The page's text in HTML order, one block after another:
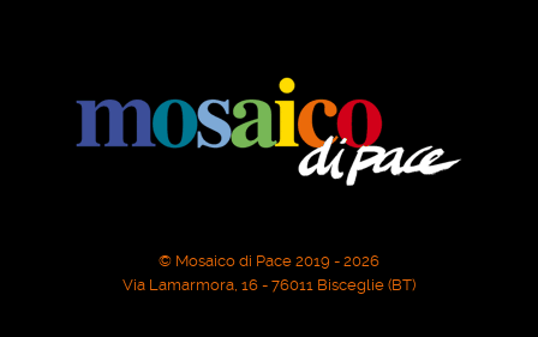
© Mosaico di Pace 2019 - 2026
Via Lamarmora, 16 - 76011 Bisceglie (BT)